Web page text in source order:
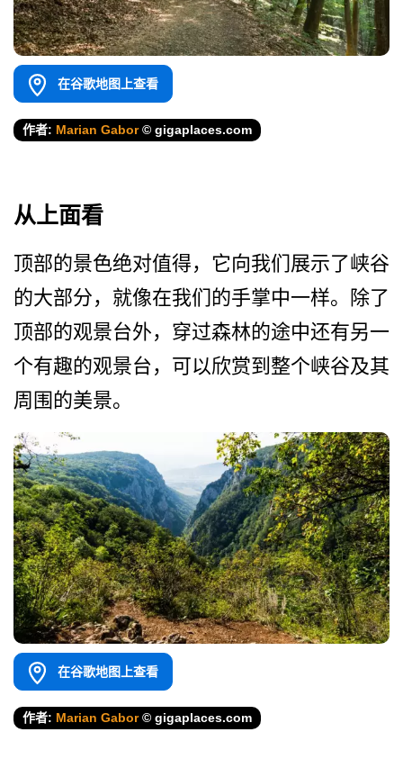
在谷歌地图上查看
作者: Marian Gabor© gigaplaces.com
从上面看
顶部的景色绝对值得，它向我­们展示了峡谷
的大部分，就像在我们的手掌中一样。除­了
顶部的观景台外，穿过森林的途中还有另一
个有趣的­观景台，可以欣赏到整个峡谷及其
周围的美景。
在谷歌地图上查看
作者: Marian Gabor© gigaplaces.com